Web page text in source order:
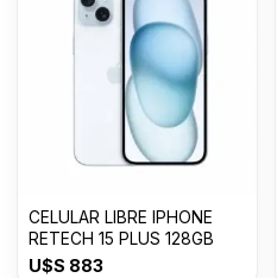
CELULAR LIBRE IPHONE
RETECH 15 PLUS 128GB
U$S 883